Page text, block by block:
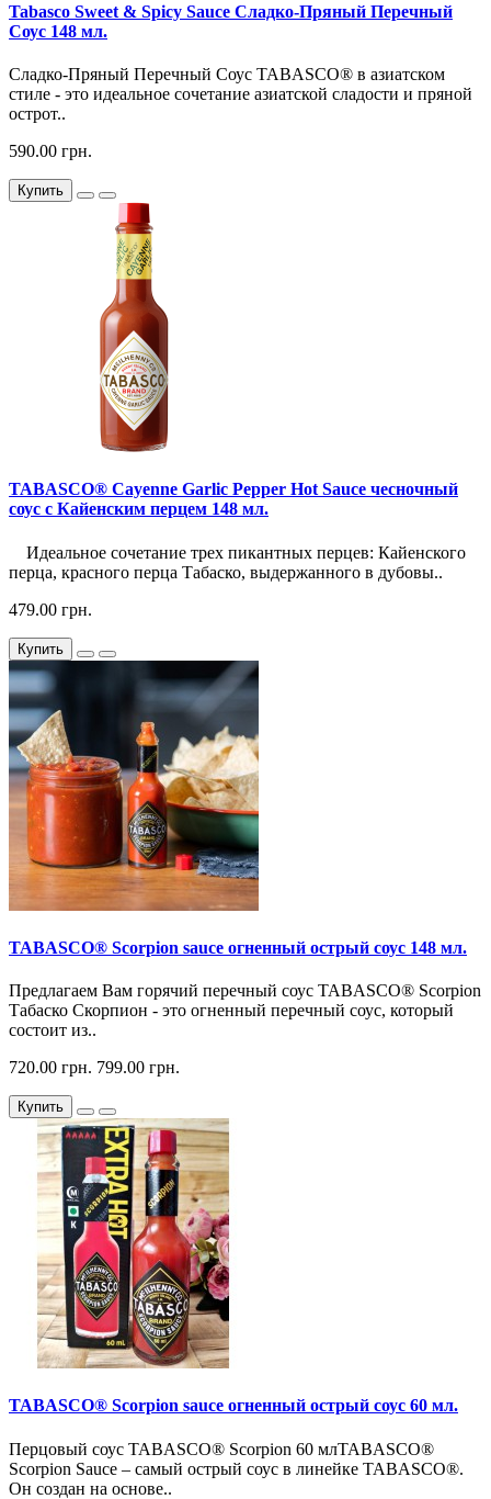
Tabasco Sweet & Spicy Sauce Сладко-Пряный Перечный
Соус 148 мл.
Сладко-Пряный Перечный Соус TABASCO® в азиатском
стиле - это идеальное сочетание азиатской сладости и пряной
острот..
590.00 грн.
Купить
TABASCO® Cayenne Garlic Pepper Hot Sauce чесночный
соус с Кайенским перцем 148 мл.
Идеальное сочетание трех пикантных перцев: Кайенского
перца, красного перца Табаско, выдержанного в дубовы..
479.00 грн.
Купить
TABASCO® Scorpion sauce огненный острый соус 148 мл.
Предлагаем Вам горячий перечный соус TABASCO® Scorpion
Табаско Скорпион - это огненный перечный соус, который
состоит из..
720.00 грн. 799.00 грн.
Купить
TABASCO® Scorpion sauce огненный острый соус 60 мл.
Перцовый соус TABASCO® Scorpion 60 млTABASCO®
Scorpion Sauce – самый острый соус в линейке TABASCO®.
Он создан на основе..